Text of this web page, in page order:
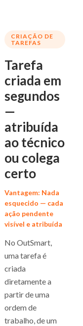
CRIAÇÃO DE
TAREFAS
Tarefa
criada em
segundos
—
atribuída
ao técnico
ou colega
certo
Vantagem: Nada
esquecido — cada
ação pendente
visível e atribuída
No OutSmart,
uma tarefa é
criada
diretamente a
partir de uma
ordem de
trabalho, de um